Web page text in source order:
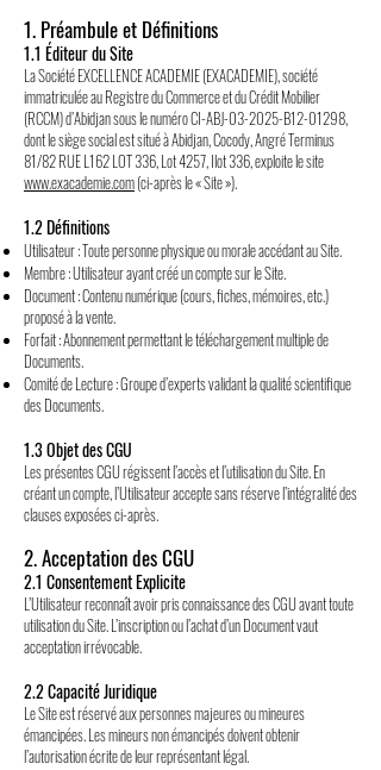
1. Préambule et Définitions
1.1 Éditeur du Site
La Société EXCELLENCE ACADEMIE (EXACADEMIE), société
immatriculée au Registre du Commerce et du Crédit Mobilier
(RCCM) d’Abidjan sous le numéro CI-ABJ-03-2025-B12-01298,
dont le siège social est situé à Abidjan, Cocody, Angré Terminus
81/82 RUE L162 LOT 336, Lot 4257, Ilot 336, exploite le site
www.exacademie.com(ci-après le « Site »).
1.2 Définitions
Utilisateur : Toute personne physique ou morale accédant au Site.
Membre : Utilisateur ayant créé un compte sur le Site.
Document : Contenu numérique (cours, fiches, mémoires, etc.)
proposé à la vente.
Forfait : Abonnement permettant le téléchargement multiple de
Documents.
Comité de Lecture : Groupe d’experts validant la qualité scientifique
des Documents.
1.3 Objet des CGU
Les présentes CGU régissent l’accès et l’utilisation du Site. En
créant un compte, l’Utilisateur accepte sans réserve l’intégralité des
clauses exposées ci-après.
2. Acceptation des CGU
2.1 Consentement Explicite
L’Utilisateur reconnaît avoir pris connaissance des CGU avant toute
utilisation du Site. L’inscription ou l’achat d’un Document vaut
acceptation irrévocable.
2.2 Capacité Juridique
Le Site est réservé aux personnes majeures ou mineures
émancipées. Les mineurs non émancipés doivent obtenir
l’autorisation écrite de leur représentant légal.